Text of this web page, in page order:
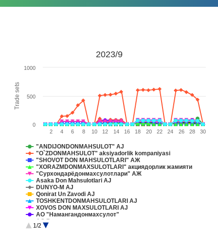
Trade sets
2023/9
"ANDIJONDONMAHSULOT" AJ
"O`ZDONMAHSULOT" aksiyadorlik komрaniyasi
"SHOVOT DON MAHSULOTLARI" АЖ
"XORAZMDONMAXSULOTLARI" акциядорлик жамияти
"Сурхондарёдонмахсулотлари" АЖ
Asaka Don Mahsulotlari AJ
DUNYO-M AJ
Qonirat Un Zavodi AJ
TOSHKENTDONMAHSULOTLARI AJ
XOVOS DON MAXSULOTLARI AJ
АО "Намангандонмахсулот"
АО Галла-алтег
АО Ок олтин ДОН Махсулотлари
1/2
2 4 6 8 10 12 14 16 18 20 22 24 26 28 30
0
500
1000